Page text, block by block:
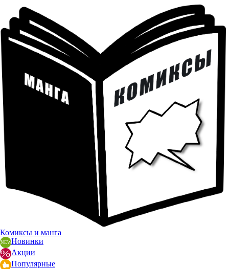
Комиксы и манга
Новинки
Акции
Популярные